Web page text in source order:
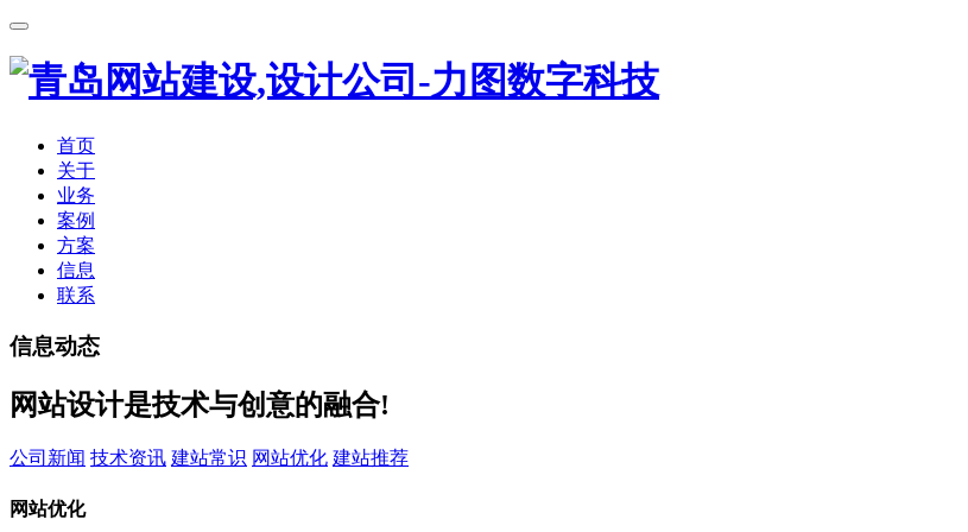
首页
关于
业务
案例
方案
信息
联系
信息动态
网站设计是技术与创意的融合!
公司新闻 技术资讯 建站常识 网站优化 建站推荐
网站优化